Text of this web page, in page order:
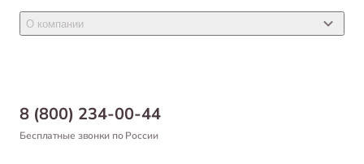
8 (800) 234-00-44
Бесплатные звонки по России
Товары для птиц
Новости
Самовывоз
Оформление заказа
О компании
Благотворительный фонд